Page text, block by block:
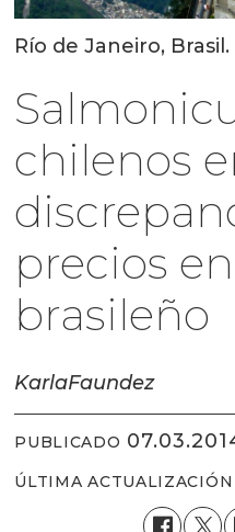
Río de Janeiro, Brasil.
chilenos
precios
brasileño
KarlaFaundez
PUBLICADO
ÚLTIMA ACTUALIZACIÓN